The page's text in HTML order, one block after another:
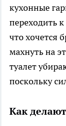
кухонные
переходить
что хочется
махнуть на
туалет
поскольку
Как